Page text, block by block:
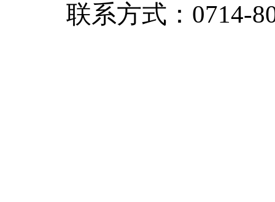
联系方式：0714-